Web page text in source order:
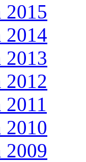
2015
2014
2013
2012
2010
2009